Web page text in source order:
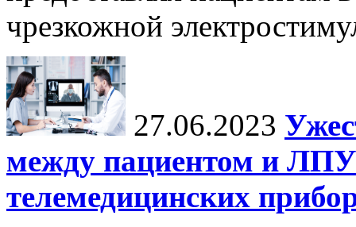
чрезкожной
27.06.2023
между пациентом и
телемедицинских